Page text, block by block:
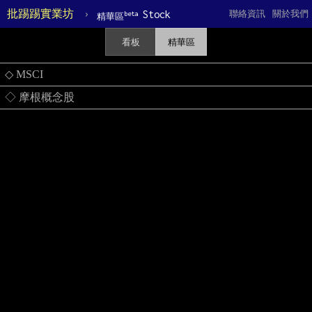
批踢踢實業坊 › 精華區beta Stock 關於我們
聯絡資訊
看板 精華區
◇ MSCI
◇ 摩根概念股